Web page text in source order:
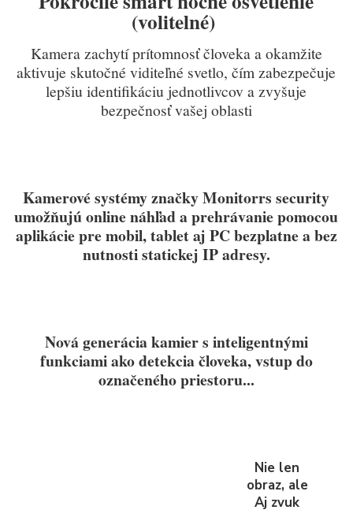
(volitelné)
Kamera zachytí prítomnosť človeka a okamžite
aktivuje skutočné viditeľné svetlo, čím zabezpečuje
lepšiu identifikáciu jednotlivcov a zvyšuje
bezpečnosť vašej oblasti
Kamerové systémy značky Monitorrs security
umožňujú online náhľad a prehrávanie pomocou
aplikácie pre mobil, tablet aj PC bezplatne a bez
nutnosti statickej IP adresy.
Nová generácia kamier s inteligentnými
funkciami ako detekcia človeka, vstup do
označeného priestoru...
Nie len
obraz, ale
Aj zvuk